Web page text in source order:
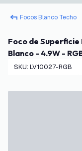
Focos Blanco Techo
Foco de Superficie LED inteligente - Cuadrado -
Blanco - 4.9W -
SKU: LV10027-RGB